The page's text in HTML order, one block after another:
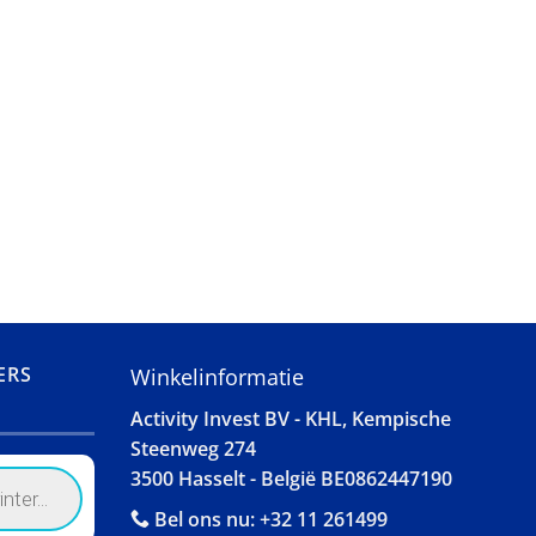
Winkelinformatie
Activity Invest BV - KHL, Kempische
Steenweg 274
3500 Hasselt - België BE0862447190
Bel ons nu:+32 11 261499